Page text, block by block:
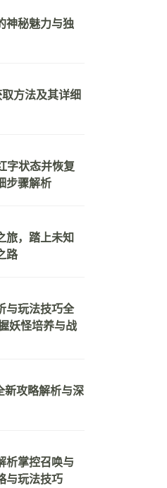
神秘魅力与独
方法及其详细
字状态并恢复
步骤解析
旅，踏上未知
路
与玩法技巧全
妖怪培养与战
攻略解析与深
析掌控召唤与
与玩法技巧